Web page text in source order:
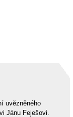
uvězněného
Jánu Feješovi.